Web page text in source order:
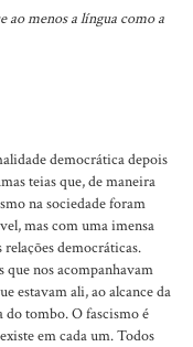
ao menos a língua como a
democrática depois
teias que, de maneira
na sociedade foram
mas com uma imensa
democráticas.
que nos acompanhavam
estavam ali, ao alcance da
do tombo. O fascismo é
em cada um. Todos